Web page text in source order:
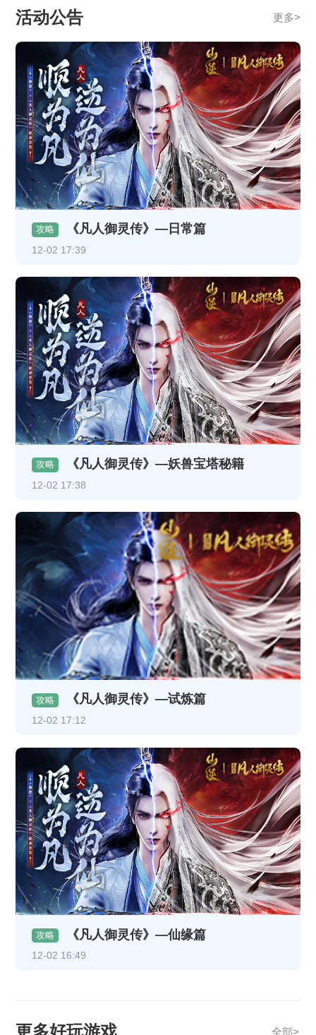
活动公告 更多>
攻略 《凡人御灵传》—日常篇
12-02 17:39
攻略 《凡人御灵传》—妖兽宝塔秘籍
12-02 17:38
攻略 《凡人御灵传》—试炼篇
12-02 17:12
攻略 《凡人御灵传》—仙缘篇
12-02 16:49
全部>